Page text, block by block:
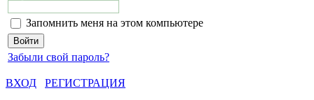
Запомнить меня на этом компьютере
Забыли свой пароль?
ВХОД
РЕГИСТРАЦИЯ